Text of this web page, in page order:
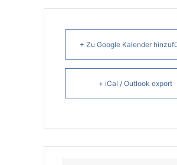
+ Zu Google Kalender
+ iCal / Outlook export